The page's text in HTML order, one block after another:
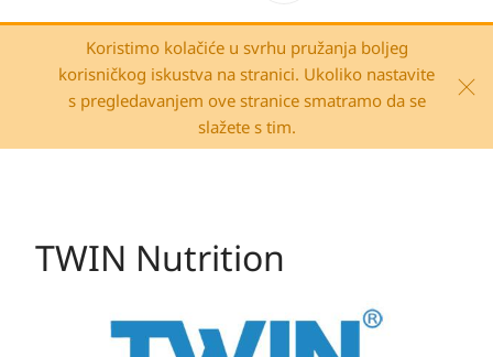
Koristimo kolačiće u svrhu pružanja boljeg
korisničkog iskustva na stranici. Ukoliko nastavite
s pregledavanjem ove stranice smatramo da se
slažete s tim.
TWIN Nutrition